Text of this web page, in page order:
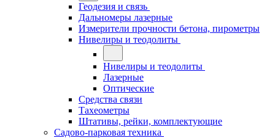
Геодезия и связь
Дальномеры лазерные
Измерители прочности бетона, пирометры
Нивелиры и теодолиты
Нивелиры и теодолиты
Лазерные
Оптические
Средства связи
Тахеометры
Штативы, рейки, комплектующие
Садово-парковая техника